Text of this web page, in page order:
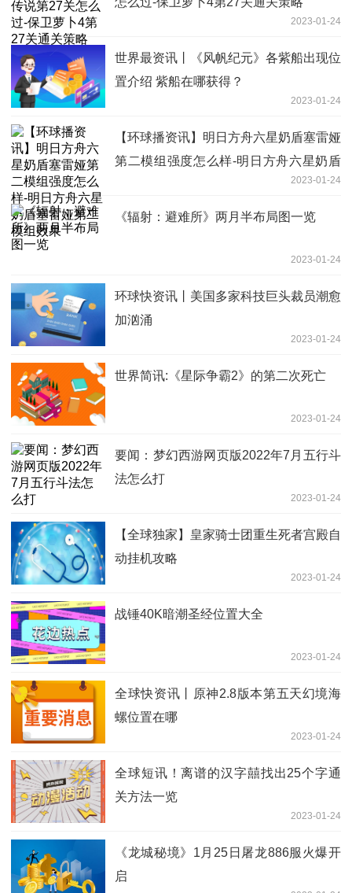
2023-01-24
世界最资讯丨《风帆纪元》各紫船出现位
置介绍 紫船在哪获得？
2023-01-24
【环球播资讯】明日方舟六星奶盾塞雷娅
第二模组强度怎么样-明日方舟六星奶盾
2023-01-24
《辐射：避难所》两月半布局图一览
2023-01-24
环球快资讯丨美国多家科技巨头裁员潮愈
加汹涌
2023-01-24
世界简讯:《星际争霸2》的第二次死亡
2023-01-24
要闻：梦幻西游网页版2022年7月五行斗
法怎么打
2023-01-24
【全球独家】皇家骑士团重生死者宫殿自
动挂机攻略
2023-01-24
战锤40K暗潮圣经位置大全
2023-01-24
全球快资讯丨原神2.8版本第五天幻境海
螺位置在哪
2023-01-24
全球短讯！离谱的汉字囍找出25个字通
关方法一览
2023-01-24
《龙城秘境》1月25日屠龙886服火爆开
启